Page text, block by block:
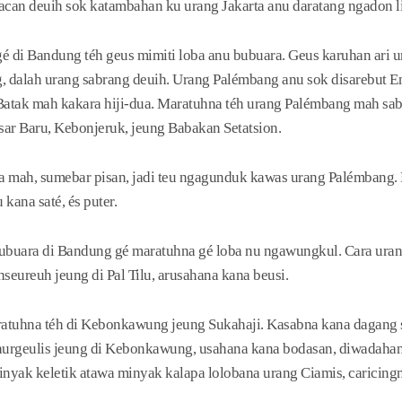
deuih sok katambahan ku urang Jakarta anu daratang ngadon
di Bandung téh geus mimiti loba anu bubuara. Geus karuhan ari
dalah urang sabrang deuih. Urang Palémbang anu sok disarebut
mah kakara hiji-dua. Maratuhna téh urang Palémbang mah
Baru, Kebonjeruk, jeung Babakan Setatsion.
mah, sumebar pisan, jadi teu ngagunduk kawas urang
saté, és puter.
di Bandung gé maratuhna gé loba nu ngawungkul. Cara
jeung di Pal Tilu, arusahana kana beusi.
téh di Kebonkawung jeung Sukahaji. Kasabna kana
jeung di Kebonkawung, usahana kana bodasan,
keletik atawa minyak kalapa lolobana urang Ciamis,